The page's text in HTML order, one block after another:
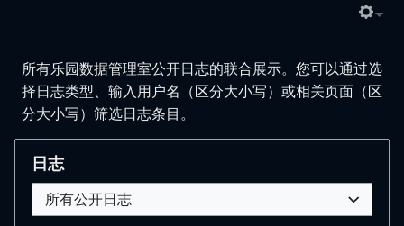
所有乐园数据管理室公开日志的联合展示。您可以通过选
择日志类型、输入用户名（区分大小写）或相关页面（区
分大小写）筛选日志条目。
日志
所有公开日志